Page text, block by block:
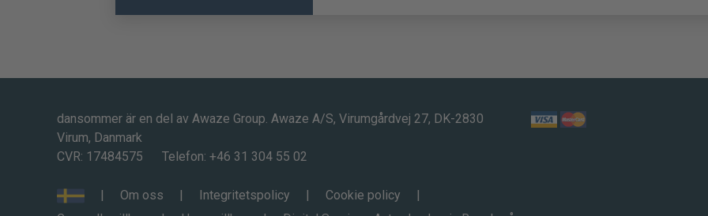
dansommer är en del av Awaze Group. Awaze A/S, Virumgårdvej 27, DK-2830
Virum, Danmark
CVR: 17484575
Telefon: +46 31 304 55 02
Om oss Integritetspolicy
Cookie policy